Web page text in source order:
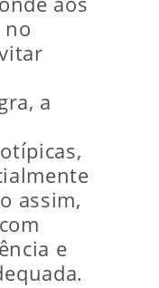
a
assim,
e